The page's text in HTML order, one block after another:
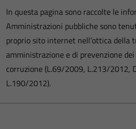
In questa pagina sono raccolte le
Amministrazioni pubbliche sono
proprio sito internet nell’ottica della
amministrazione e di prevenzione
corruzione (L.69/2009, L.213/2012,
L.190/2012).